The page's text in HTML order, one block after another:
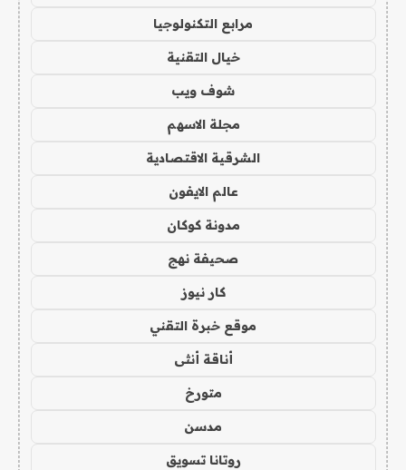
مرابع التكنولوجيا
خيال التقنية
شوف ويب
مجلة الاسهم
الشرقية الاقتصادية
عالم الايفون
مدونة كوكان
صحيفة نهج
كار نيوز
موقع خبرة التقني
أناقة أنثى
متورخ
مدسن
روتانا تسويق